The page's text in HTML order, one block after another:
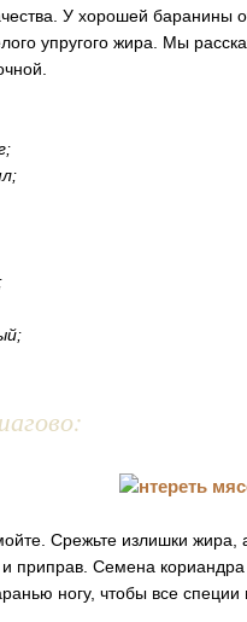
У хорошей баранины
упругого жира. Мы
Срежьте излишки жира,
приправ. Семена
ногу, чтобы все специи